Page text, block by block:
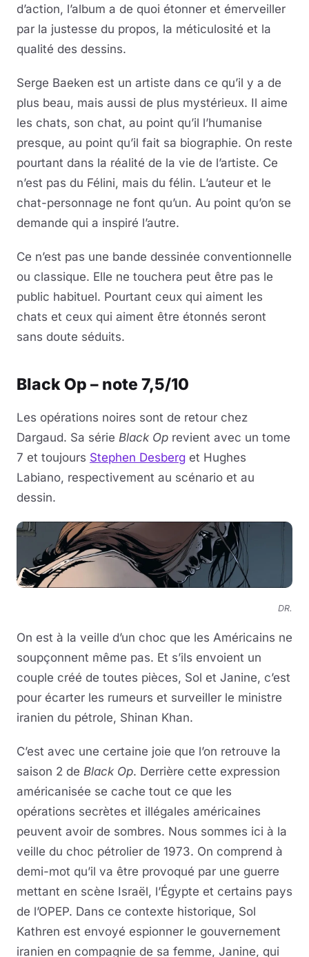
d’action, l’album a de quoi étonner et émerveiller
par la justesse du propos, la méticulosité et la
qualité des dessins.
Serge Baeken est un artiste dans ce qu’il y a de
plus beau, mais aussi de plus mystérieux. Il aime
les chats, son chat, au point qu’il l’humanise
presque, au point qu’il fait sa biographie. On reste
pourtant dans la réalité de la vie de l’artiste. Ce
n’est pas du Félini, mais du félin. L’auteur et le
chat-personnage ne font qu’un. Au point qu’on se
demande qui a inspiré l’autre.
Ce n’est pas une bande dessinée conventionnelle
ou classique. Elle ne touchera peut être pas le
public habituel. Pourtant ceux qui aiment les
chats et ceux qui aiment être étonnés seront
sans doute séduits.
Black Op – note 7,5/10
Les opérations noires sont de retour chez
Dargaud. Sa série Black Op revient avec un tome
7 et toujours Stephen Desberg et Hughes
Labiano, respectivement au scénario et au
dessin.
DR.
On est à la veille d’un choc que les Américains ne
soupçonnent même pas. Et s’ils envoient un
couple créé de toutes pièces, Sol et Janine, c’est
pour écarter les rumeurs et surveiller le ministre
iranien du pétrole, Shinan Khan.
C’est avec une certaine joie que l’on retrouve la
saison 2 de Black Op. Derrière cette expression
américanisée se cache tout ce que les
opérations secrètes et illégales américaines
peuvent avoir de sombres. Nous sommes ici à la
veille du choc pétrolier de 1973. On comprend à
demi-mot qu’il va être provoqué par une guerre
mettant en scène Israël, l’Égypte et certains pays
de l’OPEP. Dans ce contexte historique, Sol
Kathren est envoyé espionner le gouvernement
iranien en compagnie de sa femme, Janine, qui